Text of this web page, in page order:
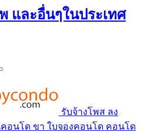
และอื่นๆในประเทศ
รับจ้างโพส ลง
อนโด ขา ใบจองคอนโด คอนโด